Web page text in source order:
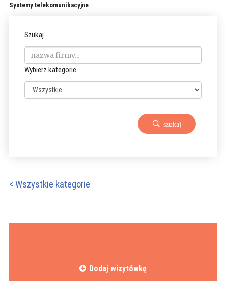
Systemy telekomunikacyjne
Szukaj
Wybierz kategorie
szukaj
< Wszystkie kategorie
Dodaj wizytówkę